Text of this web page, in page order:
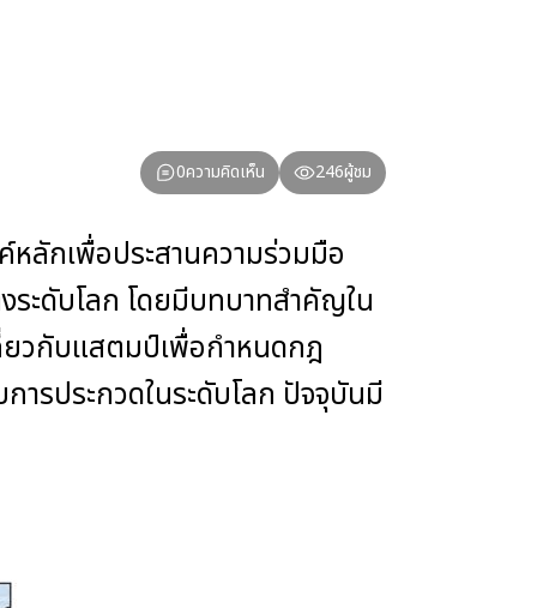
0ความคิดเห็น 246ผู้ชม
ลักเพื่อประสานความร่วมมือ
ระดับโลก โดยมีบทบาทสำคัญใน
ยวกับแสตมป์เพื่อกำหนดกฎ
รประกวดในระดับโลก ปัจจุบันมี